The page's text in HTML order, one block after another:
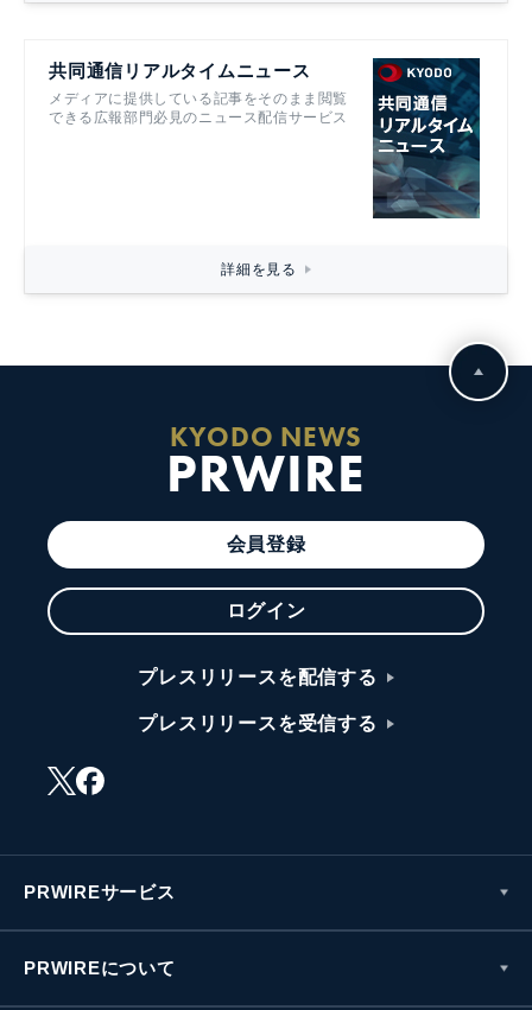
共同通信リアルタイムニュース
メディアに提供している記事をそのまま閲覧
できる広報部門必見のニュース配信サービス
詳細を見る
KYODO NEWS
PRWIRE
会員登録
ログイン
プレスリリースを配信する
プレスリリースを受信する
PRWIREサービス
PRWIREについて